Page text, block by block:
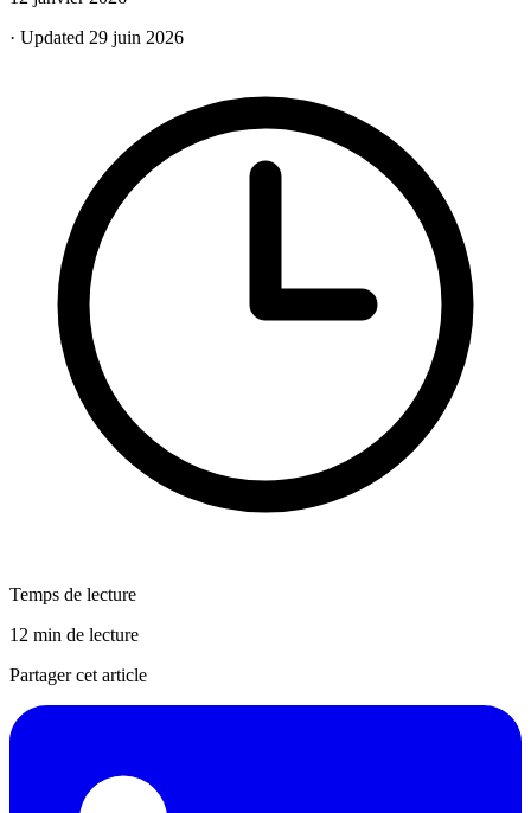
· Updated 29 juin 2026
Temps de lecture
12 min de lecture
Partager cet article